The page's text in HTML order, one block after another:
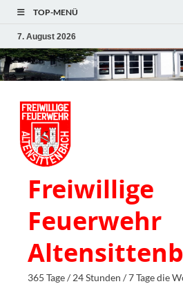
TOP-MENÜ
7. August 2026
Freiwillige
Feuerwehr
365 Tage / 24 Stunden / 7 Tage die